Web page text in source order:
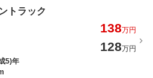
トラック
138万円
128万円
5)年